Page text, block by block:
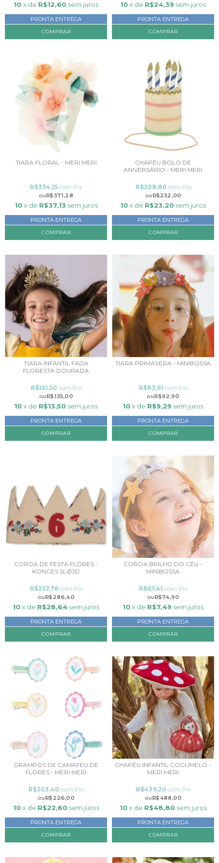
10 x de R$12,60 sem juros
PRONTA ENTREGA
COMPRAR
10 x de R$24,39 sem juros
PRONTA ENTREGA
TIARA FLORAL - MERI MERI
R$371,28
R$334,15 com Pix
10 x de R$37,13 sem juros
PRONTA ENTREGA
CHAPÉU BOLO DE
ANIVERSÁRIO - MERI MERI
R$232,00
R$208,80 com Pix
10 x de R$23,20 sem juros
PRONTA ENTREGA
TIARA INFANTIL FADA
FLORESTA DOURADA
R$135,00
R$121,50 com Pix
10 x de R$13,50 sem juros
PRONTA ENTREGA
TIARA PRIMAVERA - MINIBOSSA
R$92,90
R$83,61 com Pix
10 x de R$9,29 sem juros
PRONTA ENTREGA
COROA DE FESTA FLORES -
KONGES SLØJD
R$286,40
R$257,76 com Pix
10 x de R$28,64 sem juros
PRONTA ENTREGA
COROA BRILHO DO CÉU -
MINIBOSSA
R$74,90
R$67,41 com Pix
10 x de R$7,49 sem juros
PRONTA ENTREGA
GRAMPOS DE CAMAFEU DE
FLORES - MERI MERI
R$226,00
R$203,40 com Pix
10 x de R$22,60 sem juros
PRONTA ENTREGA
CHAPÉU INFANTIL COGUMELO -
MERI MERI
R$488,00
R$439,20 com Pix
10 x de R$48,80 sem juros
PRONTA ENTREGA